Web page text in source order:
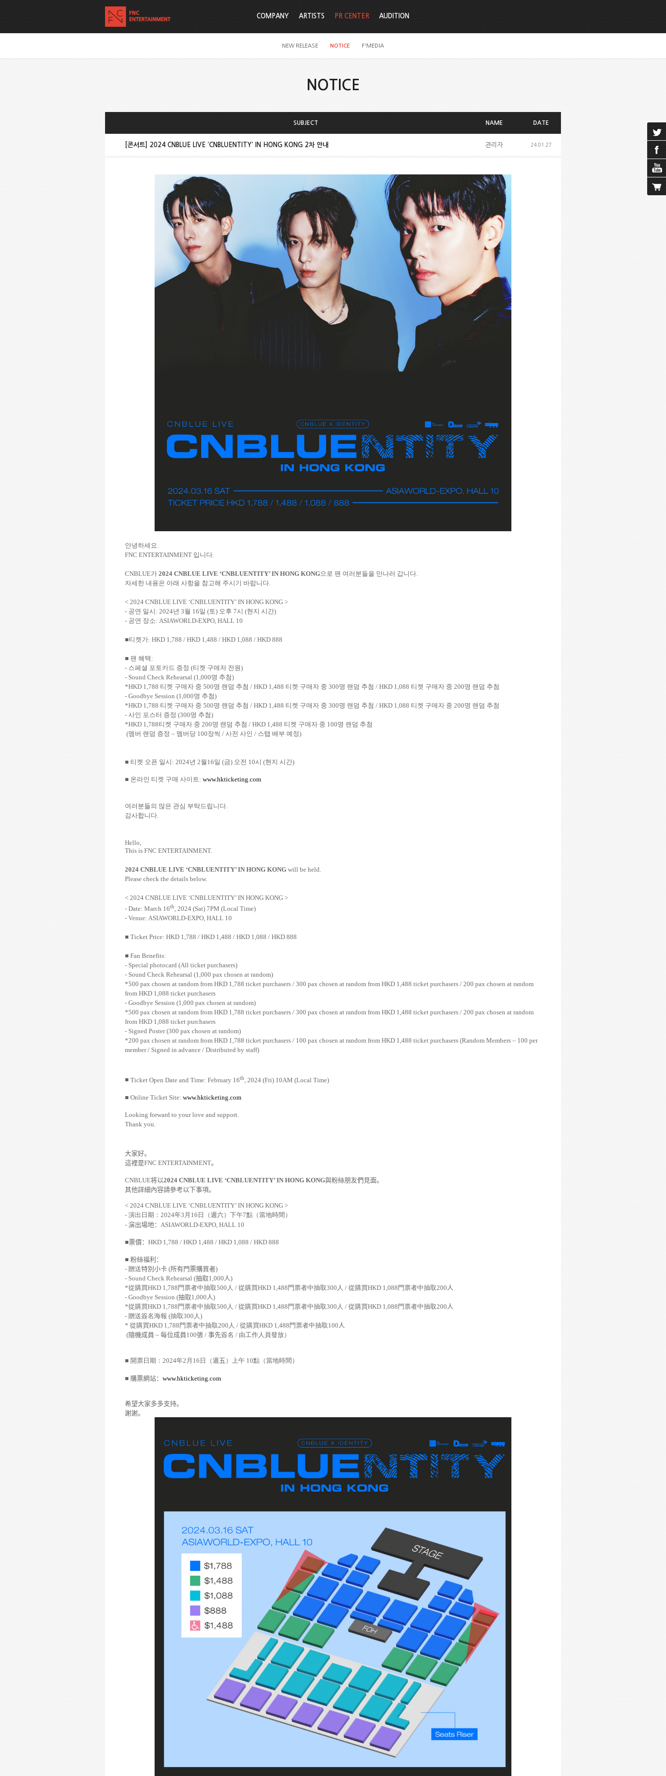
COMPANY ARTISTS PR CENTER
NEW RELEASE NOTICE F'MEDIA
AUDITION
NOTICE
SUBJECT NAME DATE
[콘서트] 2024 CNBLUE LIVE ‘CNBLUENTITY’ IN HONG KONG 2차 안내 관리자 24.01.27
안녕하세요.
FNC ENTERTAINMENT 입니다.
CNBLUE가 2024 CNBLUE LIVE ‘CNBLUENTITY’ IN HONG KONG으로 팬 여러분들을 만나러 갑니다.
자세한 내용은 아래 사항을 참고해 주시기 바랍니다.
< 2024 CNBLUE LIVE ‘CNBLUENTITY’ IN HONG KONG >
- 공연 일시 : 2024년 3월 16일 (토) 오후 7시 (현지 시간)
- 공연 장소: ASIAWORLD-EXPO, HALL 10
■티켓가: HKD 1,788 / HKD 1,488 / HKD 1,088 / HKD 888
■ 팬 혜택 :
- 스페셜 포토카드 증정 (티켓 구매자 전원)
- Sound Check Rehearsal (1,000명 추첨)
*HKD 1,788 티켓 구매자 중 500명 랜덤 추첨 / HKD 1,488 티켓 구매자 중 300명 랜덤 추첨 / HKD 1,088 티켓 구매자 중 200명 랜덤 추첨
- Goodbye Session (1,000명 추첨)
*HKD 1,788 티켓 구매자 중 500명 랜덤 추첨 / HKD 1,488 티켓 구매자 중 300명 랜덤 추첨 / HKD 1,088 티켓 구매자 중 200명 랜덤 추첨
- 사인 포스터 증정 (300명 추첨)
*HKD 1,788티켓 구매자 중 200명 랜덤 추첨 / HKD 1,488 티켓 구매자 중 100명 랜덤 추첨
(멤버 랜덤 증정 – 멤버당 100장씩 / 사전 사인 / 스탭 배부 예정)
■ 티켓 오픈 일시 : 2024년 2월 16일 (금) 오전 10시 (현지 시간)
■ 온라인 티켓 구매 사이트: www.hkticketing.com
여러분들의 많은 관심 부탁드립니다.
감사합니다.
Hello,
This is FNC ENTERTAINMENT.
2024 CNBLUE LIVE ‘CNBLUENTITY’ IN HONG KONG will be held.
Please check the details below.
< 2024 CNBLUE LIVE ‘CNBLUENTITY’ IN HONG KONG >
- Date: March 16th, 2024 (Sat) 7PM (Local Time)
- Venue: ASIAWORLD-EXPO, HALL 10
■ Ticket Price: HKD 1,788 / HKD 1,488 / HKD 1,088 / HKD 888
■ Fan Benefits:
- Special photocard (All ticket purchasers)
- Sound Check Rehearsal (1,000 pax chosen at random)
*500 pax chosen at random from HKD 1,788 ticket purchasers / 300 pax chosen at random from HKD 1,488 ticket purchasers / 200 pax chosen at random
from HKD 1,088 ticket purchasers
- Goodbye Session (1,000 pax chosen at random)
*500 pax chosen at random from HKD 1,788 ticket purchasers / 300 pax chosen at random from HKD 1,488 ticket purchasers / 200 pax chosen at random
from HKD 1,088 ticket purchasers
- Signed Poster (300 pax chosen at random)
*200 pax chosen at random from HKD 1,788 ticket purchasers / 100 pax chosen at random from HKD 1,488 ticket purchasers (Random Members – 100 per
member / Signed in advance / Distributed by staff)
■ Ticket Open Date and Time: February 16th , 2024 (Fri) 10AM (Local Time)
■ Online Ticket Site: www.hkticketing.com
Looking forward to your love and support.
Thank you.
大家好。
這裡是FNC ENTERTAINMENT。
CNBLUE将以2024 CNBLUE LIVE ‘CNBLUENTITY’ IN HONG KONG與粉絲朋友們見面。
其他詳細內容請參考以下事項。
< 2024 CNBLUE LIVE ‘CNBLUENTITY’ IN HONG KONG >
- 演出日期： 2024年3 月 16 日（週六）下午7點（當地時間）
- 演出場地： ASIAWORLD-EXPO, HALL 10
■票價： HKD 1,788 / HKD 1,488 / HKD 1,088 / HKD 888
■ 粉絲福利：
- 贈送特別小卡 (所有門票購買者)
- Sound Check Rehearsal (抽取1,000 人)
*從購買HKD 1,788門票者中抽取500 人 / 從購買HKD 1,488門票者中抽取300 人 / 從購買HKD 1,088門票者中抽取 200 人
- Goodbye Session (抽取1,000 人)
*從購買HKD 1,788門票者中抽取500 人 / 從購買HKD 1,488門票者中抽取300 人 / 從購買HKD 1,088門票者中抽取 200 人
- 贈送簽名海報 (抽取300 人 )
* 從購買HKD 1,788門票者中抽取 200 人 / 從購買HKD 1,488門票者中抽取 100 人
(隨機成員 – 每位成員 100張 / 事先簽名 / 由工作人員發放）
■ 開票日期： 2024年2 月 16 日（週 五 ）上午 10點（當地時間）
■ 購票網站： www.hkticketing.com
希望大家多多支持。
謝謝。